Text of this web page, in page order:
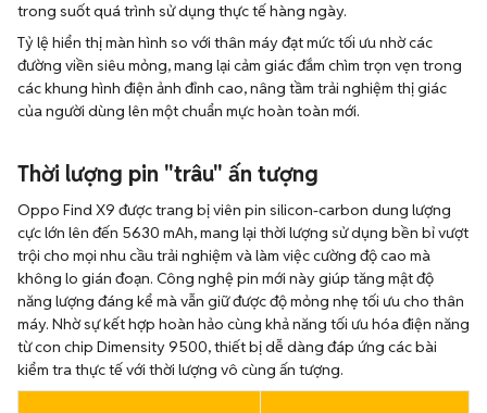
trong suốt quá trình sử dụng thực tế hàng ngày.
Tỷ lệ hiển thị màn hình so với thân máy đạt mức tối ưu nhờ các
đường viền siêu mỏng, mang lại cảm giác đắm chìm trọn vẹn trong
các khung hình điện ảnh đỉnh cao, nâng tầm trải nghiệm thị giác
của người dùng lên một chuẩn mực hoàn toàn mới.
Thời lượng pin "trâu" ấn tượng
Oppo Find X9 được trang bị viên pin silicon-carbon dung lượng
cực lớn lên đến 5630 mAh, mang lại thời lượng sử dụng bền bỉ vượt
trội cho mọi nhu cầu trải nghiệm và làm việc cường độ cao mà
không lo gián đoạn. Công nghệ pin mới này giúp tăng mật độ
năng lượng đáng kể mà vẫn giữ được độ mỏng nhẹ tối ưu cho thân
máy. Nhờ sự kết hợp hoàn hảo cùng khả năng tối ưu hóa điện năng
từ con chip Dimensity 9500, thiết bị dễ dàng đáp ứng các bài
kiểm tra thực tế với thời lượng vô cùng ấn tượng.